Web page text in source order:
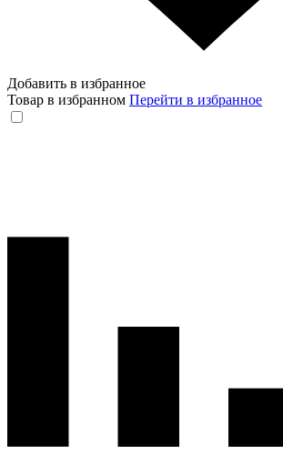
Добавить в избранное
Товар в избранном Перейти в избранное